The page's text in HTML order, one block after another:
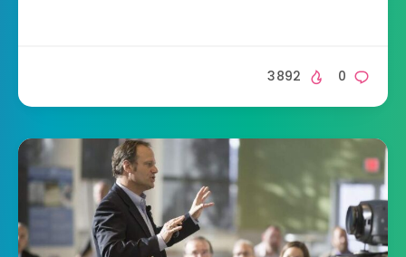
0
3892